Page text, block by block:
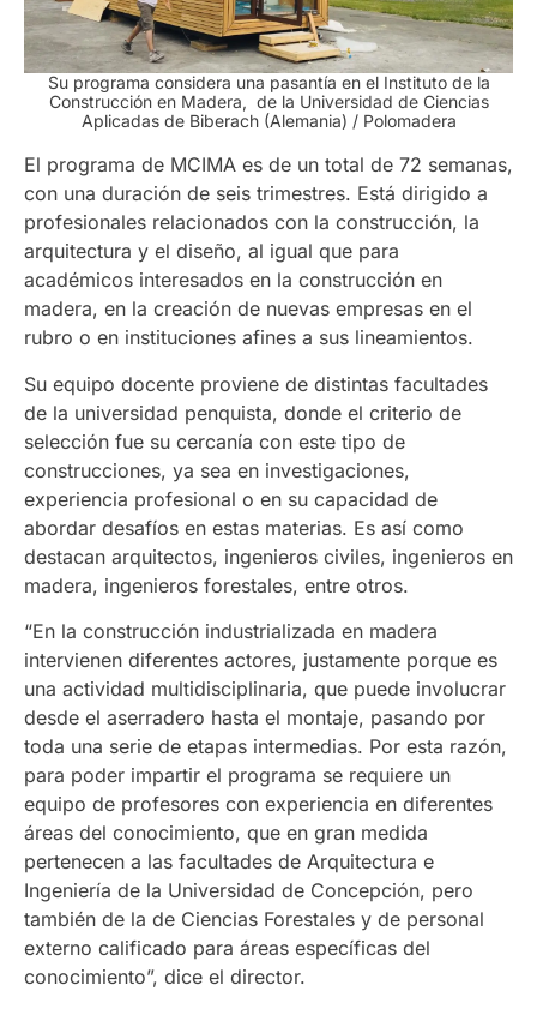
Su programa considera una pasantía en el Instituto de la
Construcción en Madera, de la Universidad de Ciencias
Aplicadas de Biberach (Alemania) / Polomadera
El programa de MCIMA es de un total de 72 semanas,
con una duración de seis trimestres. Está dirigido a
profesionales relacionados con la construcción, la
arquitectura y el diseño, al igual que para
académicos interesados en la construcción en
madera, en la creación de nuevas empresas en el
rubro o en instituciones afines a sus lineamientos.
Su equipo docente proviene de distintas facultades
de la universidad penquista, donde el criterio de
selección fue su cercanía con este tipo de
construcciones, ya sea en investigaciones,
experiencia profesional o en su capacidad de
abordar desafíos en estas materias. Es así como
destacan arquitectos, ingenieros civiles, ingenieros en
madera, ingenieros forestales, entre otros.
“En la construcción industrializada en madera
intervienen diferentes actores, justamente porque es
una actividad multidisciplinaria, que puede involucrar
desde el aserradero hasta el montaje, pasando por
toda una serie de etapas intermedias. Por esta razón,
para poder impartir el programa se requiere un
equipo de profesores con experiencia en diferentes
áreas del conocimiento, que en gran medida
pertenecen a las facultades de Arquitectura e
Ingeniería de la Universidad de Concepción, pero
también de la de Ciencias Forestales y de personal
externo calificado para áreas específicas del
conocimiento”, dice el director.